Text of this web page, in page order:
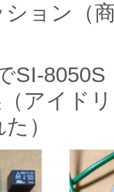
ョン（
SI-
アイド
）